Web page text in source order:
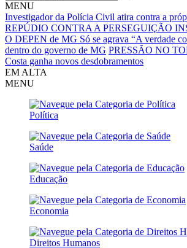
MENU
Investigador da Polícia Civil atira contra a
REPÚDIO CONTRA A PERSEGUIÇÃO
O DEPEN de MG Só se agrava “A verdade
dentro do governo de MG PRESSÃO NO
Costa ganha novos desdobramentos
EM ALTA
MENU
Política
Saúde
Educação
Economia
Direitos Humanos